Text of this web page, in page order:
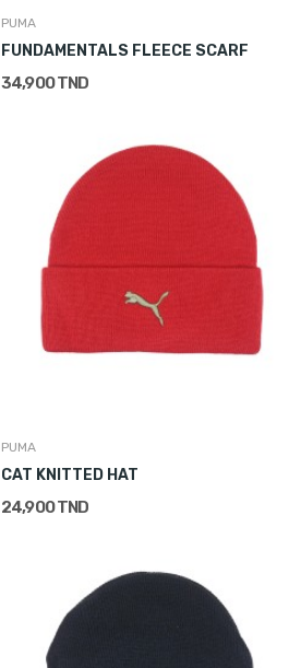
PUMA
FUNDAMENTALS FLEECE SCARF
34,900 TND
PUMA
CAT KNITTED HAT
24,900 TND